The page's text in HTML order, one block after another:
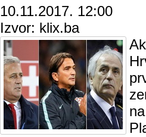
10.11.2017. 12:00
Izvor: klix.ba